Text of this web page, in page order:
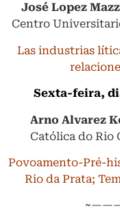
José Lopez
Centro
Las industrias
Sexta-feira,
Arno Alvarez
Católica do Rio
Povoamento-Pré-
Rio da Prata;